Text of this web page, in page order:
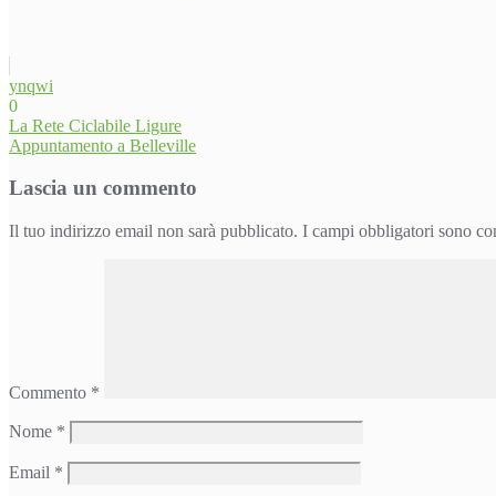
ynqwi
0
Navigazione
articoli
La Rete Ciclabile Ligure
Appuntamento a Belleville
Lascia un commento
Il tuo indirizzo email non sarà pubblicato. I campi obbligatori sono
Commento *
Nome *
Email *